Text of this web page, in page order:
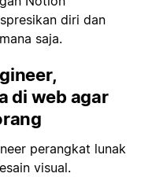
diri dan
saja.
di web agar
perangkat lunak
visual.